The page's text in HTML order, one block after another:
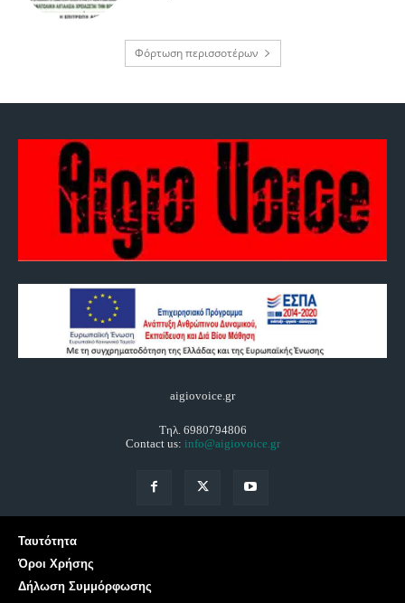
Φόρτωση περισσοτέρων
aigiovoice.gr
Τηλ. 6980794806
Contact us: info@aigiovoice.gr
Ταυτότητα
Όροι Χρήσης
Δήλωση Συμμόρφωσης